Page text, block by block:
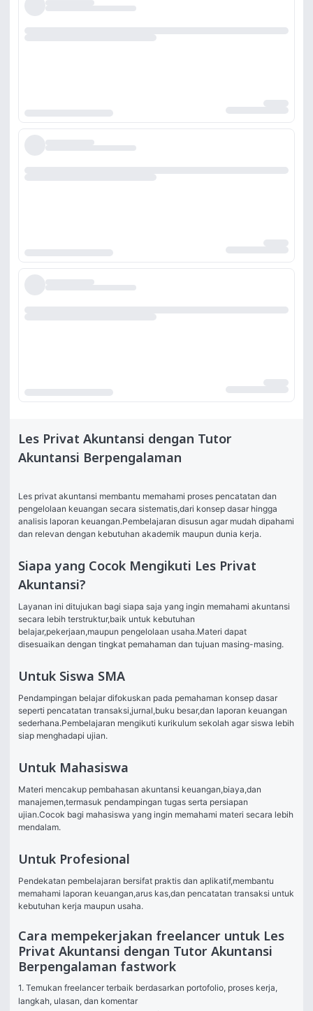
Les Privat Akuntansi dengan Tutor
Akuntansi Berpengalaman
Les privat akuntansi membantu memahami proses pencatatan dan
pengelolaan keuangan secara sistematis,dari konsep dasar hingga
analisis laporan keuangan.Pembelajaran disusun agar mudah dipahami
dan relevan dengan kebutuhan akademik maupun dunia kerja.
Siapa yang Cocok Mengikuti Les Privat
Akuntansi?
Layanan ini ditujukan bagi siapa saja yang ingin memahami akuntansi
secara lebih terstruktur,baik untuk kebutuhan
belajar,pekerjaan,maupun pengelolaan usaha.Materi dapat
disesuaikan dengan tingkat pemahaman dan tujuan masing-masing.
Untuk Siswa SMA
Pendampingan belajar difokuskan pada pemahaman konsep dasar
seperti pencatatan transaksi,jurnal,buku besar,dan laporan keuangan
sederhana.Pembelajaran mengikuti kurikulum sekolah agar siswa lebih
siap menghadapi ujian.
Untuk Mahasiswa
Materi mencakup pembahasan akuntansi keuangan,biaya,dan
manajemen,termasuk pendampingan tugas serta persiapan
ujian.Cocok bagi mahasiswa yang ingin memahami materi secara lebih
mendalam.
Untuk Profesional
Pendekatan pembelajaran bersifat praktis dan aplikatif,membantu
memahami laporan keuangan,arus kas,dan pencatatan transaksi untuk
kebutuhan kerja maupun usaha.
Cara mempekerjakan freelancer untuk Les
Privat Akuntansi dengan Tutor Akuntansi
Berpengalaman fastwork
1. Temukan freelancer terbaik berdasarkan portofolio, proses kerja,
langkah, ulasan, dan komentar